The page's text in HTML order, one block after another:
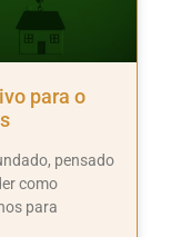
para o
pensado
como
para